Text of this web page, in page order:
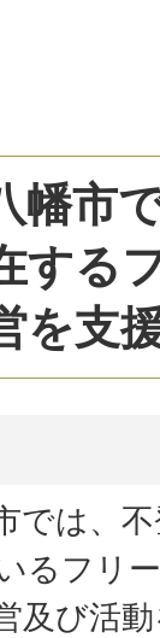
幡市
する
を支
では、
るフリ
及び活